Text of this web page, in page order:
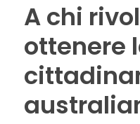
A chi
ottenere